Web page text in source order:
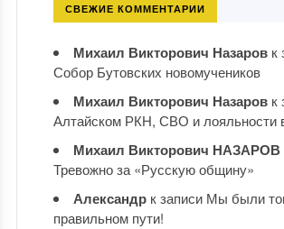
СВЕЖИЕ КОММЕНТАРИИ
Михаил Викторович Назаровк
Собор Бутовских новомучеников
Михаил Викторович Назаровк
Алтайском РКН, СВО и лояльности
Михаил Викторович НАЗАРОВ
Тревожно за «Русскую общину»
Александрк записи Мы были
правильном пути!